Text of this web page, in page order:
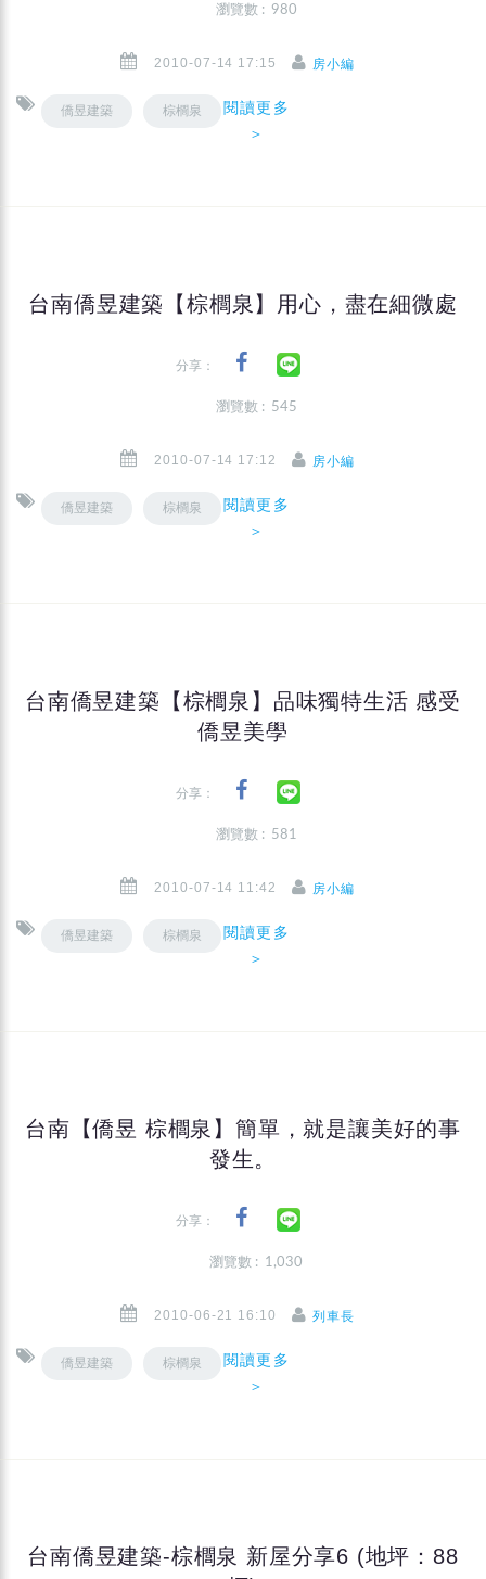
瀏覽數 : 980
2010-07-14 17:15 房小編
僑昱建築 棕櫚泉
閱讀更多
＞
台南僑昱建築【棕櫚泉】用心，盡在細微處
分享：
瀏覽數 : 545
2010-07-14 17:12 房小編
僑昱建築 棕櫚泉
閱讀更多
＞
台南僑昱建築【棕櫚泉】品味獨特生活 感受
僑昱美學
分享：
瀏覽數 : 581
2010-07-14 11:42 房小編
僑昱建築 棕櫚泉
閱讀更多
＞
台南【僑昱 棕櫚泉】簡單，就是讓美好的事
發生。
分享：
瀏覽數 : 1,030
2010-06-21 16:10 列車長
僑昱建築 棕櫚泉
閱讀更多
＞
台南僑昱建築-棕櫚泉 新屋分享6 (地坪：88